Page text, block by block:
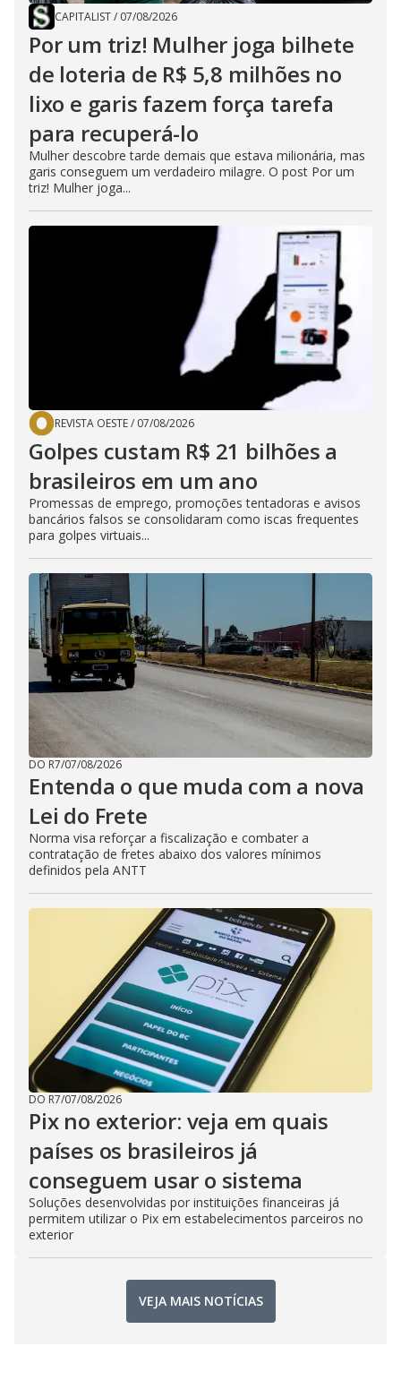
CAPITALIST/ 07/08/2026
Por um triz! Mulher joga bilhete
de loteria de R$ 5,8 milhões no
lixo e garis fazem força tarefa
para recuperá-lo
Mulher descobre tarde demais que estava milionária, mas
garis conseguem um verdadeiro milagre. O post Por um
triz! Mulher joga...
REVISTA OESTE/ 07/08/2026
Golpes custam R$ 21 bilhões a
brasileiros em um ano
Promessas de emprego, promoções tentadoras e avisos
bancários falsos se consolidaram como iscas frequentes
para golpes virtuais...
DO R7/07/08/2026
Entenda o que muda com a nova
Lei do Frete
Norma visa reforçar a fiscalização e combater a
contratação de fretes abaixo dos valores mínimos
definidos pela ANTT
DO R7/07/08/2026
Pix no exterior: veja em quais
países os brasileiros já
conseguem usar o sistema
Soluções desenvolvidas por instituições financeiras já
permitem utilizar o Pix em estabelecimentos parceiros no
exterior
VEJA MAIS NOTÍCIAS